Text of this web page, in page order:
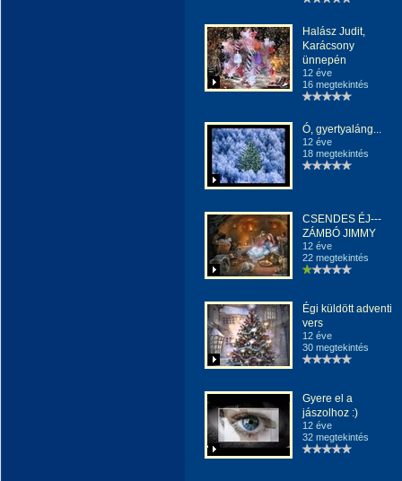
Halász Judit,
Karácsony
ünnepén
12 éve
16 megtekintés
Ó, gyertyaláng...
12 éve
18 megtekintés
CSENDES ÉJ---
ZÁMBÓ JIMMY
12 éve
22 megtekintés
Égi küldött adventi
vers
12 éve
30 megtekintés
Gyere el a
jászolhoz :)
12 éve
32 megtekintés